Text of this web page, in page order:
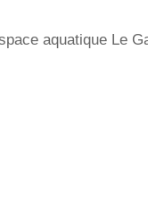
aquatique Le